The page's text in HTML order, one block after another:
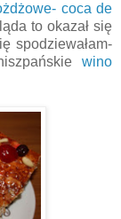
coca de
to okazał się
spodziewałam-
wino